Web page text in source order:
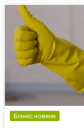
на...
Бізнес новини